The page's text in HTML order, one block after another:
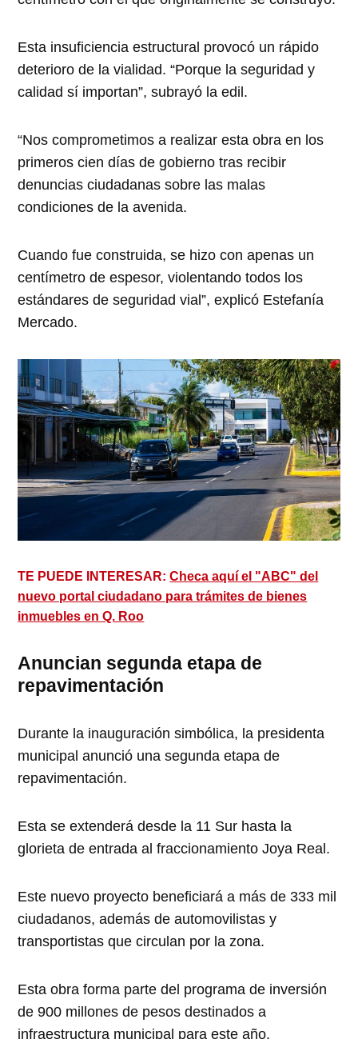
Esta insuficiencia estructural provocó un rápido
deterioro de la vialidad. “Porque la seguridad y
calidad sí importan”, subrayó la edil.
“Nos comprometimos a realizar esta obra en los
primeros cien días de gobierno tras recibir
denuncias ciudadanas sobre las malas
condiciones de la avenida.
Cuando fue construida, se hizo con apenas un
centímetro de espesor, violentando todos los
estándares de seguridad vial”, explicó Estefanía
Mercado.
TE PUEDE INTERESAR:Checa aquí el "ABC" del
nuevo portal ciudadano para trámites de bienes
inmuebles en Q. Roo
Anuncian segunda etapa de
repavimentación
Durante la inauguración simbólica, la presidenta
municipal anunció una segunda etapa de
repavimentación.
Esta se extenderá desde la 11 Sur hasta la
glorieta de entrada al fraccionamiento Joya Real.
Este nuevo proyecto beneficiará a más de 333 mil
ciudadanos, además de automovilistas y
transportistas que circulan por la zona.
Esta obra forma parte del programa de inversión
de 900 millones de pesos destinados a
infraestructura municipal para este año.